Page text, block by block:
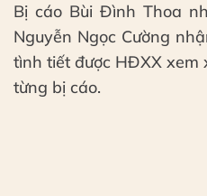
Bị cáo Bùi Đình Thoa
Nguyễn Ngọc Cường
tình tiết được HĐXX xem
từng bị cáo.